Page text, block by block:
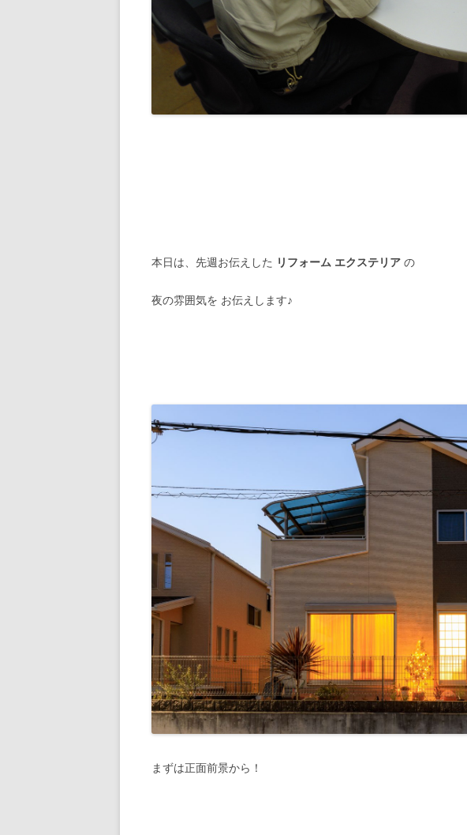
本日は、先週お伝えした リフォーム エクステリア の
夜の雰囲気を お伝えします♪
まずは正面前景から！